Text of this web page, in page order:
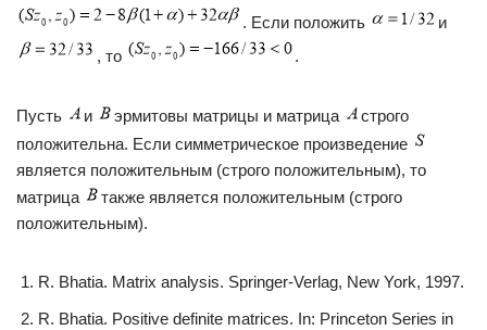
. Если положить
и
, то
.
Пусть и эрмитовы матрицы и матрица
строго
положительна. Если симметрическое произведение
является положительным (строго положительным), то
матрица
также является положительным (строго
положительным).
R. Bhatia. Matrix analysis. Springer-Verlag, New York, 1997.
R. Bhatia. Positive definite matrices. In: Princeton Series in